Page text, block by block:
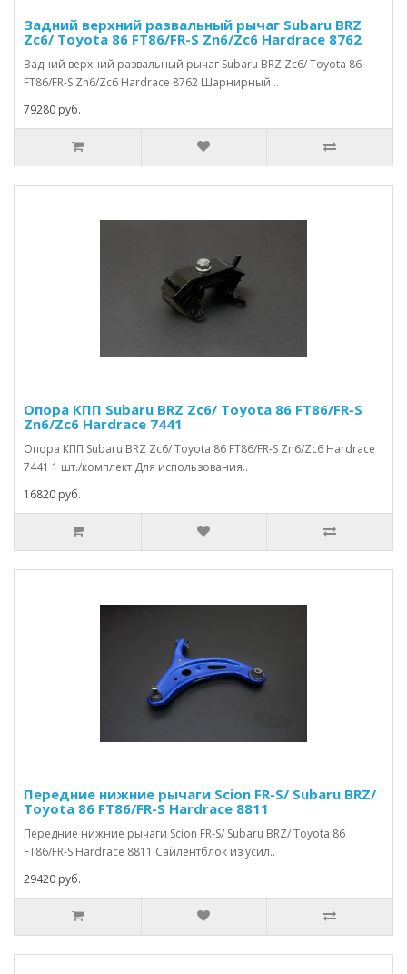
Задний верхний развальный рычаг Subaru BRZ
Zc6/ Toyota 86 FT86/FR-S Zn6/Zc6 Hardrace 8762
Задний верхний развальный рычаг Subaru BRZ Zc6/ Toyota 86
FT86/FR-S Zn6/Zc6 Hardrace 8762 Шарнирный ..
79280 руб.
Опора КПП Subaru BRZ Zc6/ Toyota 86 FT86/FR-S
Zn6/Zc6 Hardrace 7441
Опора КПП Subaru BRZ Zc6/ Toyota 86 FT86/FR-S Zn6/Zc6 Hardrace
7441 1 шт./комплект Для использования..
16820 руб.
Передние нижние рычаги Scion FR-S/ Subaru BRZ/
Toyota 86 FT86/FR-S Hardrace 8811
Передние нижние рычаги Scion FR-S/ Subaru BRZ/ Toyota 86
FT86/FR-S Hardrace 8811 Сайлентблок из усил..
29420 руб.